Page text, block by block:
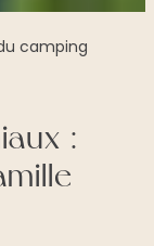
camping
: